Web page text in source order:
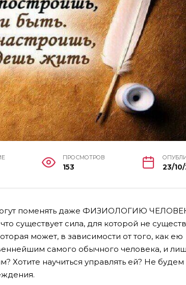
ПРОСМОТРОВ
153 23/
поменять даже ФИЗИОЛОГИЮ
существует сила, для которой не
может, в зависимости от того, как ею
самого обычного человека, и
Хотите научиться управлять ей? Не будем